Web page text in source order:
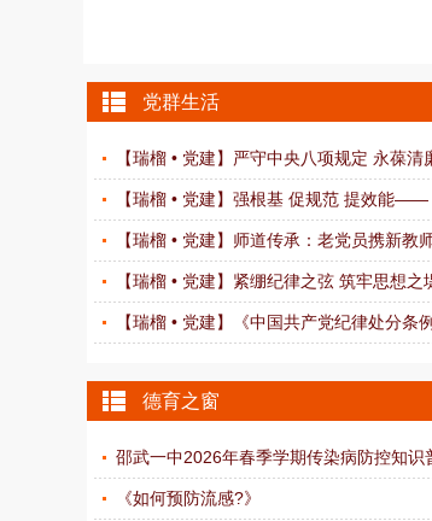
党群生活
【瑞榴 • 党建】严守中央八项规定 永葆
【瑞榴 • 党建】强根基 促规范 提效能——
【瑞榴 • 党建】师道传承：老党员携新
【瑞榴 • 党建】紧绷纪律之弦 筑牢思想
【瑞榴 • 党建】《中国共产党纪律处分条
德育之窗
邵武一中2026年春季学期传染病防控知识
《如何预防流感?》